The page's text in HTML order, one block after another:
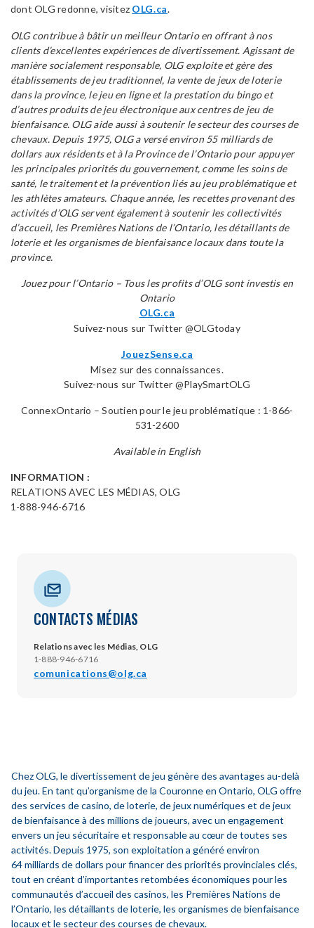
dont OLG redonne, visitez OLG.ca.
OLG contribue à bâtir un meilleur Ontario en offrant à nos
clients d’excellentes expériences de divertissement. Agissant de
manière socialement responsable, OLG exploite et gère des
établissements de jeu traditionnel, la vente de jeux de loterie
dans la province, le jeu en ligne et la prestation du bingo et
d’autres produits de jeu électronique aux centres de jeu de
bienfaisance. OLG aide aussi à soutenir le secteur des courses de
chevaux. Depuis 1975, OLG a versé environ 55 milliards de
dollars aux résidents et à la Province de l’Ontario pour appuyer
les principales priorités du gouvernement, comme les soins de
santé, le traitement et la prévention liés au jeu problématique et
les athlètes amateurs. Chaque année, les recettes provenant des
activités d’OLG servent également à soutenir les collectivités
d’accueil, les Premières Nations de l’Ontario, les détaillants de
loterie et les organismes de bienfaisance locaux dans toute la
province.
Jouez pour l’Ontario – Tous les profits d’OLG sont investis en
Ontario
OLG.ca
Suivez-nous sur Twitter @OLGtoday
JouezSense.ca
Misez sur des connaissances.
Suivez-nous sur Twitter @PlaySmartOLG
ConnexOntario – Soutien pour le jeu problématique : 1-866-
531-2600
Available in English
INFORMATION :
RELATIONS AVEC LES MÉDIAS, OLG
1-888-946-6716
CONTACTS MÉDIAS
Relations avec les Médias, OLG
1-888-946-6716
comunications@olg.ca
Chez OLG, le divertissement de jeu génère des avantages au-delà
du jeu. En tant qu’organisme de la Couronne en Ontario, OLG offre
des services de casino, de loterie, de jeux numériques et de jeux
de bienfaisance à des millions de joueurs, avec un engagement
envers un jeu sécuritaire et responsable au cœur de toutes ses
activités. Depuis 1975, son exploitation a généré environ
64 milliards de dollars pour financer des priorités provinciales clés,
tout en créant d’importantes retombées économiques pour les
communautés d’accueil des casinos, les Premières Nations de
l’Ontario, les détaillants de loterie, les organismes de bienfaisance
locaux et le secteur des courses de chevaux.